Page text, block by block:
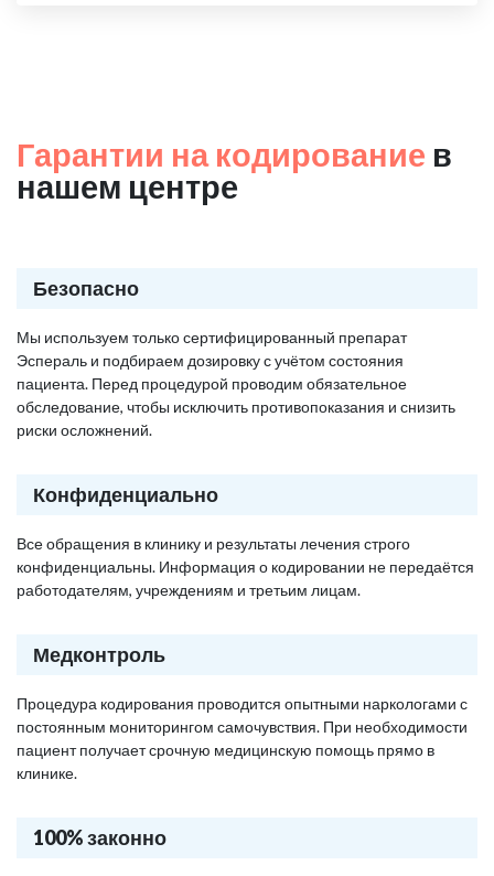
Гарантии на кодирование в
нашем центре
Безопасно
Мы используем только сертифицированный препарат
Эспераль и подбираем дозировку с учётом состояния
пациента. Перед процедурой проводим обязательное
обследование, чтобы исключить противопоказания и снизить
риски осложнений.
Конфиденциально
Все обращения в клинику и результаты лечения строго
конфиденциальны. Информация о кодировании не передаётся
работодателям, учреждениям и третьим лицам.
Медконтроль
Процедура кодирования проводится опытными наркологами с
постоянным мониторингом самочувствия. При необходимости
пациент получает срочную медицинскую помощь прямо в
клинике.
100% законно